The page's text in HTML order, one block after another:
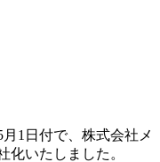
1日付で、株式会社メ
化いたしました。